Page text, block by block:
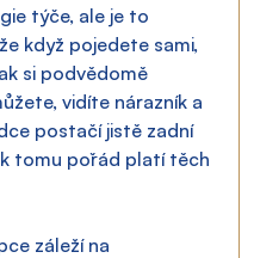
týče, ale je to
když pojedete sami,
si podvědomě
vidíte nárazník a
postačí jistě zadní
tomu pořád platí těch
záleží na